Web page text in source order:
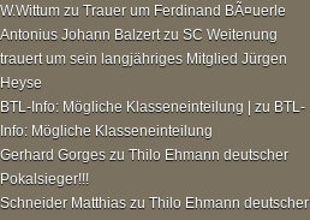
W.Wittum zu Trauer um Ferdinand BÃ¤uerle
Antonius Johann Balzertzu SC Weitenung
trauert um sein langjähriges Mitglied Jürgen
Heyse
BTL-Info: Mögliche Klasseneinteilung | zu BTL-
Info: Mögliche Klasseneinteilung
Gerhard Gorges zu Thilo Ehmann deutscher
Pokalsieger!!!
Schneider Matthias zu Thilo Ehmann deutscher